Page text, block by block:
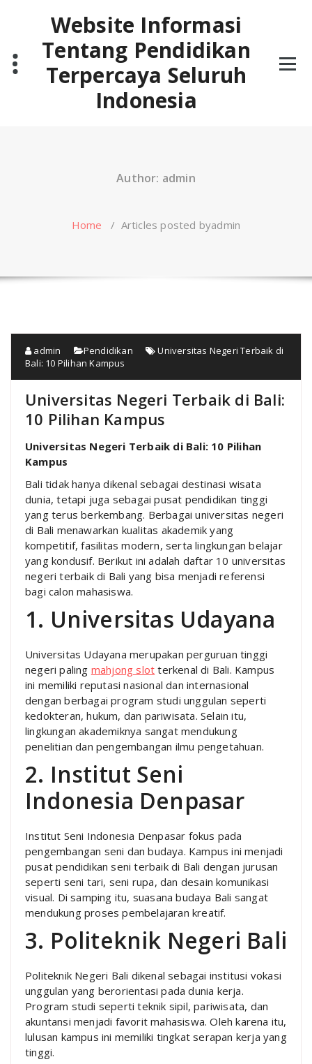
Website Informasi
Tentang Pendidikan
Terpercaya Seluruh
Indonesia
Author: admin
Home / Articles posted byadmin
admin Pendidikan
Universitas Negeri Terbaik di
Bali: 10 Pilihan Kampus
Universitas Negeri Terbaik di Bali:
10 Pilihan Kampus
Universitas Negeri Terbaik di Bali: 10 Pilihan
Kampus
Bali tidak hanya dikenal sebagai destinasi wisata
dunia, tetapi juga sebagai pusat pendidikan tinggi
yang terus berkembang. Berbagai universitas negeri
di Bali menawarkan kualitas akademik yang
kompetitif, fasilitas modern, serta lingkungan belajar
yang kondusif. Berikut ini adalah daftar 10 universitas
negeri terbaik di Bali yang bisa menjadi referensi
bagi calon mahasiswa.
1. Universitas Udayana
Universitas Udayana merupakan perguruan tinggi
negeri paling mahjong slot terkenal di Bali. Kampus
ini memiliki reputasi nasional dan internasional
dengan berbagai program studi unggulan seperti
kedokteran, hukum, dan pariwisata. Selain itu,
lingkungan akademiknya sangat mendukung
penelitian dan pengembangan ilmu pengetahuan.
2. Institut Seni
Indonesia Denpasar
Institut Seni Indonesia Denpasar fokus pada
pengembangan seni dan budaya. Kampus ini menjadi
pusat pendidikan seni terbaik di Bali dengan jurusan
seperti seni tari, seni rupa, dan desain komunikasi
visual. Di samping itu, suasana budaya Bali sangat
mendukung proses pembelajaran kreatif.
3. Politeknik Negeri Bali
Politeknik Negeri Bali dikenal sebagai institusi vokasi
unggulan yang berorientasi pada dunia kerja.
Program studi seperti teknik sipil, pariwisata, dan
akuntansi menjadi favorit mahasiswa. Oleh karena itu,
lulusan kampus ini memiliki tingkat serapan kerja yang
tinggi.